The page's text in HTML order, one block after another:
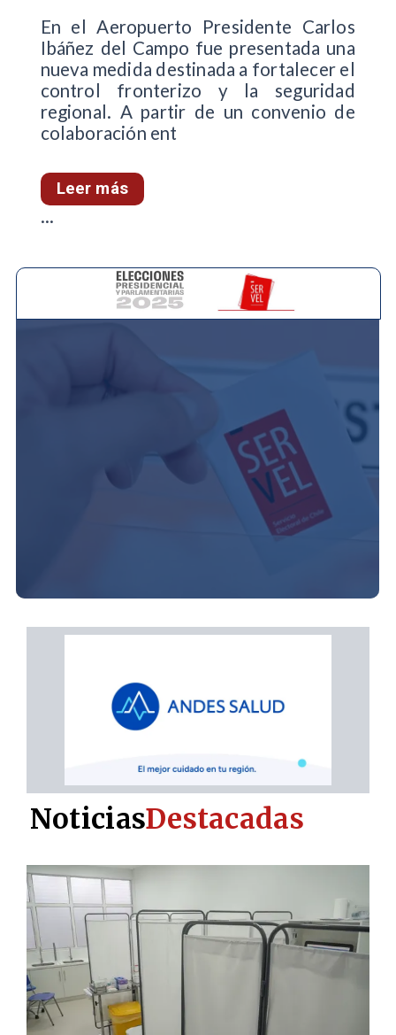
En el Aeropuerto Presidente Carlos
Ibáñez del Campo fue presentada una
nueva medida destinada a fortalecer el
control fronterizo y la seguridad
regional. A partir de un convenio de
colaboración ent
Leer más
...
NoticiasDestacadas